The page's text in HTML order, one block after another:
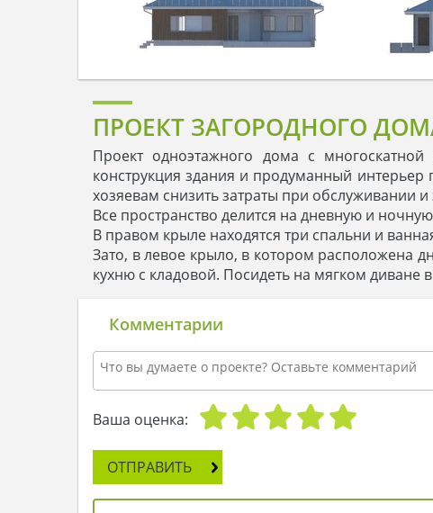
ПРОЕКТ ЗАГОРОДНОГО
Проект одноэтажного дома с
конструкция здания и продуманный
хозяевам снизить затраты при обслуживании
Все пространство делится на дневную и
В правом крыле находятся три спальни и
Зато, в левое крыло, в котором расположена
кухню с кладовой. Посидеть на мягком диване
Комментарии
Ваша оценка:
ОТПРАВИТЬ